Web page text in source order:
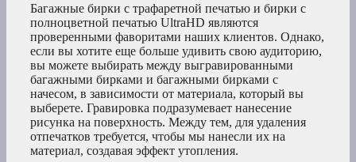
Багажные бирки с трафаретной печатью и бирки с
полноцветной печатью UltraHD являются
проверенными фаворитами наших клиентов. Однако,
если вы хотите еще больше удивить свою аудиторию,
вы можете выбирать между выгравированными
багажными бирками и багажными бирками с
начесом, в зависимости от материала, который вы
выберете. Гравировка подразумевает нанесение
рисунка на поверхность. Между тем, для удаления
отпечатков требуется, чтобы мы нанесли их на
материал, создавая эффект утопления.